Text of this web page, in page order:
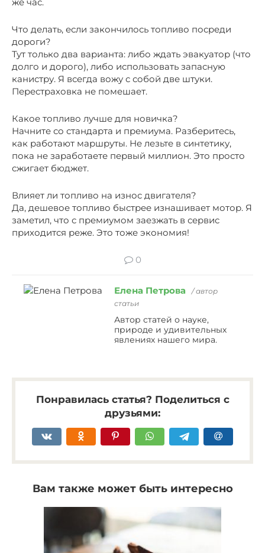
же час.
Что делать, если закончилось топливо посреди
дороги?
Тут только два варианта: либо ждать эвакуатор (что
долго и дорого), либо использовать запасную
канистру. Я всегда вожу с собой две штуки.
Перестраховка не помешает.
Какое топливо лучше для новичка?
Начните со стандарта и премиума. Разберитесь,
как работают маршруты. Не лезьте в синтетику,
пока не заработаете первый миллион. Это просто
сжигает бюджет.
Влияет ли топливо на износ двигателя?
Да, дешевое топливо быстрее изнашивает мотор. Я
заметил, что с премиумом заезжать в сервис
приходится реже. Это тоже экономия!
0
Елена Петрова
/ автор
статьи
Автор статей о науке,
природе и удивительных
явлениях нашего мира.
Понравилась статья? Поделиться с
друзьями:
Вам также может быть интересно